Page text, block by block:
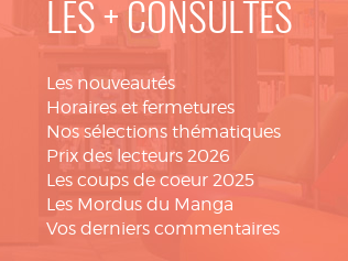
LES + CONSULTÉS
Les nouveautés
Horaires et fermetures
Nos sélections thématiques
Prix des lecteurs 2026
Les coups de coeur 2025
Les Mordus du Manga
Vos derniers commentaires